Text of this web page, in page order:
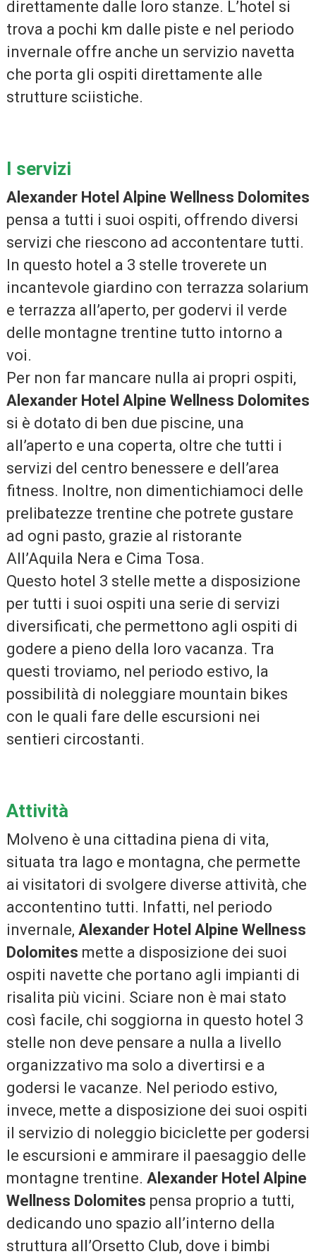
direttamente dalle loro stanze. L’hotel si
trova a pochi km dalle piste e nel periodo
invernale offre anche un servizio navetta
che porta gli ospiti direttamente alle
strutture sciistiche.
I servizi
Alexander Hotel Alpine Wellness Dolomites
pensa a tutti i suoi ospiti, offrendo diversi
servizi che riescono ad accontentare tutti.
In questo hotel a 3 stelle troverete un
incantevole giardino con terrazza solarium
e terrazza all’aperto, per godervi il verde
delle montagne trentine tutto intorno a
voi.
Per non far mancare nulla ai propri ospiti,
Alexander Hotel Alpine Wellness Dolomites
si è dotato di ben due piscine, una
all’aperto e una coperta, oltre che tutti i
servizi del centro benessere e dell’area
fitness. Inoltre, non dimentichiamoci delle
prelibatezze trentine che potrete gustare
ad ogni pasto, grazie al ristorante
All’Aquila Nera e Cima Tosa.
Questo hotel 3 stelle mette a disposizione
per tutti i suoi ospiti una serie di servizi
diversificati, che permettono agli ospiti di
godere a pieno della loro vacanza. Tra
questi troviamo, nel periodo estivo, la
possibilità di noleggiare mountain bikes
con le quali fare delle escursioni nei
sentieri circostanti.
Attività
Molveno è una cittadina piena di vita,
situata tra lago e montagna, che permette
ai visitatori di svolgere diverse attività, che
accontentino tutti. Infatti, nel periodo
invernale, Alexander Hotel Alpine Wellness
Dolomites mette a disposizione dei suoi
ospiti navette che portano agli impianti di
risalita più vicini. Sciare non è mai stato
così facile, chi soggiorna in questo hotel 3
stelle non deve pensare a nulla a livello
organizzativo ma solo a divertirsi e a
godersi le vacanze. Nel periodo estivo,
invece, mette a disposizione dei suoi ospiti
il servizio di noleggio biciclette per godersi
le escursioni e ammirare il paesaggio delle
montagne trentine. Alexander Hotel Alpine
Wellness Dolomites pensa proprio a tutti,
dedicando uno spazio all’interno della
struttura all’Orsetto Club, dove i bimbi